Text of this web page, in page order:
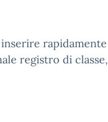
rapidamente
registro di classe,